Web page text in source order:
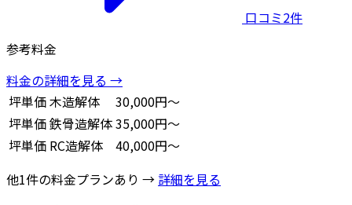
口コミ2件
参考料金
料金の詳細を見る →
坪単価木造解体
30,000円～
坪単価鉄骨造解体35,000円～
坪単価 RC造解体
40,000円～
他1件の料金プランあり → 詳細を見る